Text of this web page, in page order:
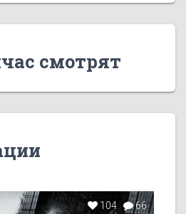
смотрят
104 66